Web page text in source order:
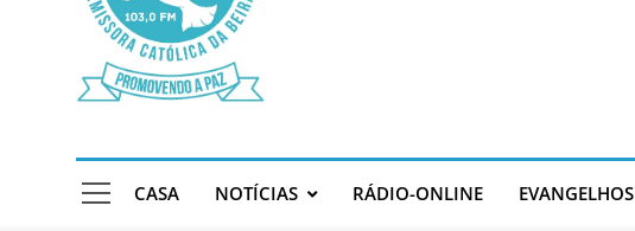
Rádio Pax
CASA NOTÍCIAS RÁDIO-ONLINE EVANGELHOS